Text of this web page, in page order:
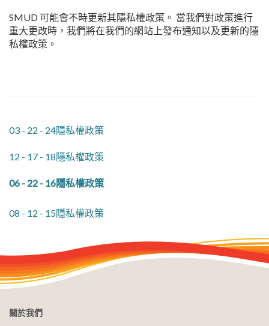
SMUD 可能會不時更新其隱私權政策。 當我們對政策進行
重大更改時，我們將在我們的網站上發布通知以及更新的隱
私權政策。
03 - 22 - 24隱私權政策
12 - 17 - 18隱私權政策
06 - 22 - 16隱私權政策
08 - 12 - 15隱私權政策
關於我們